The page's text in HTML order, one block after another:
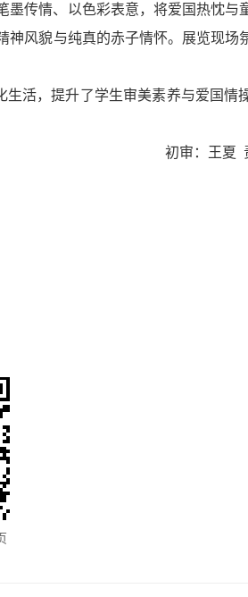
传情、以色彩表意，将爱国热忱与
风貌与纯真的赤子情怀。展览现场
活，提升了学生审美素养与爱国情
初审：王夏